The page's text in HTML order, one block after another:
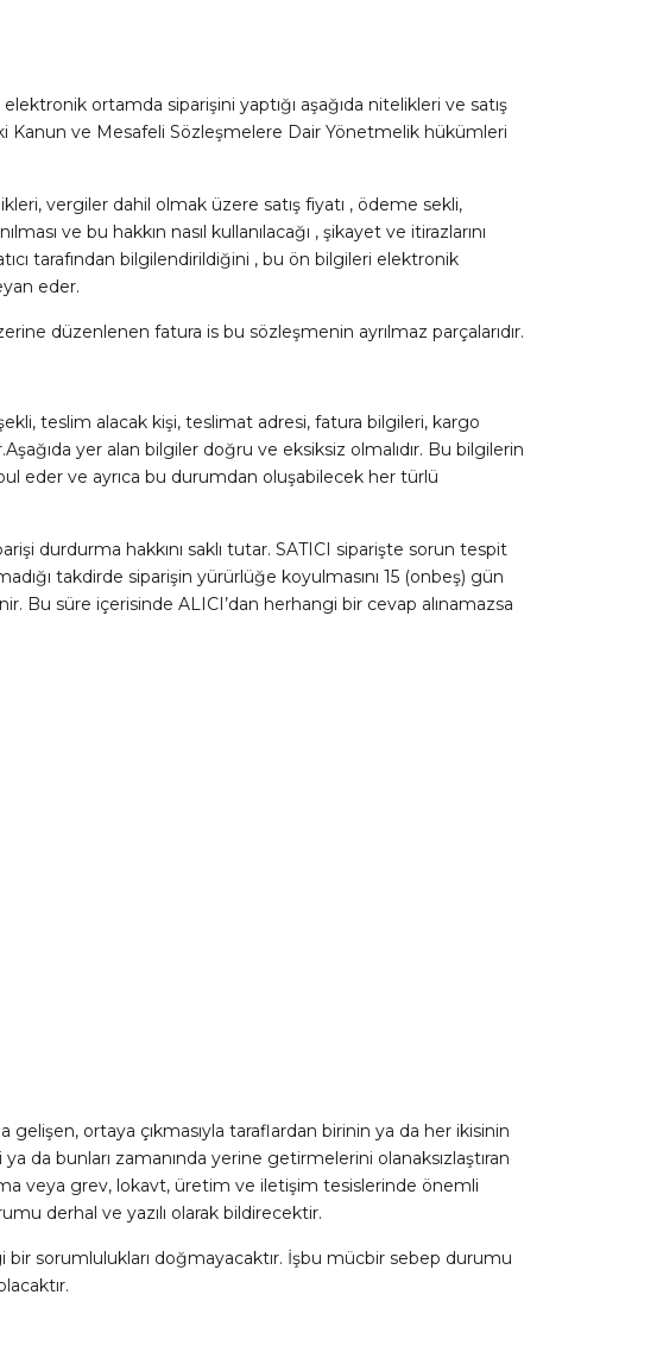
ortamda siparişini yaptığı aşağıda nitelikleri ve satış
Kanun ve Mesafeli Sözleşmelere Dair Yönetmelik hükümleri
vergiler dahil olmak üzere satış fiyatı , ödeme sekli,
ve bu hakkın nasıl kullanılacağı , şikayet ve itirazlarını
tarafından bilgilendirildiğini , bu ön bilgileri elektronik
eder.
düzenlenen fatura is bu sözleşmenin ayrılmaz parçalarıdır.
teslim alacak kişi, teslimat adresi, fatura bilgileri, kargo
yer alan bilgiler doğru ve eksiksiz olmalıdır. Bu bilgilerin
eder ve ayrıca bu durumdan oluşabilecek her türlü
durdurma hakkını saklı tutar. SATICI siparişte sorun tespit
takdirde siparişin yürürlüğe koyulmasını 15 (onbeş) gün
Bu süre içerisinde ALICI’dan herhangi bir cevap alınamazsa
ortaya çıkmasıyla taraflardan birinin ya da her ikisinin
da bunları zamanında yerine getirmelerini olanaksızlaştıran
veya grev, lokavt, üretim ve iletişim tesislerinde önemli
derhal ve yazılı olarak bildirecektir.
sorumlulukları doğmayacaktır. İşbu mücbir sebep durumu